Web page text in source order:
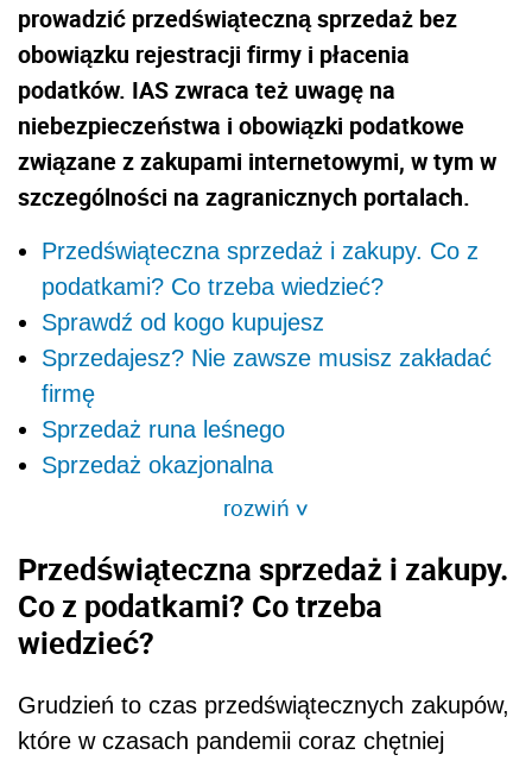
prowadzić przedświąteczną sprzedaż bez
obowiązku rejestracji firmy i płacenia
podatków. IAS zwraca też uwagę na
niebezpieczeństwa i obowiązki podatkowe
związane z zakupami internetowymi, w tym w
szczególności na zagranicznych portalach.
Przedświąteczna sprzedaż i zakupy. Co z
podatkami? Co trzeba wiedzieć?
Sprawdź od kogo kupujesz
Sprzedajesz? Nie zawsze musisz zakładać
firmę
Sprzedaż runa leśnego
Sprzedaż okazjonalna
rozwiń>
Przedświąteczna sprzedaż i zakupy.
Co z podatkami? Co trzeba
wiedzieć?
Grudzień to czas przedświątecznych zakupów,
które w czasach pandemii coraz chętniej